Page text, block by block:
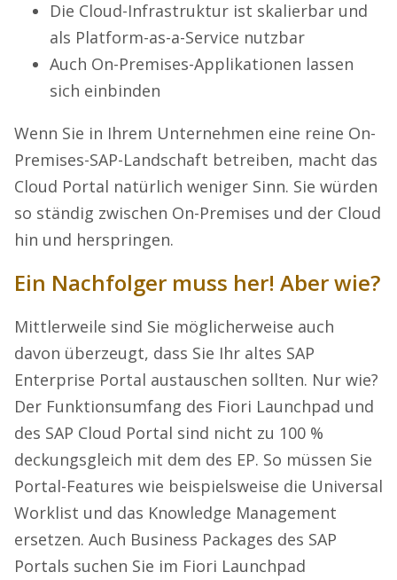
Die Cloud-Infrastruktur ist skalierbar und
als Platform-as-a-Service nutzbar
Auch On-Premises-Applikationen lassen
sich einbinden
Wenn Sie in Ihrem Unternehmen eine reine On-
Premises-SAP-Landschaft betreiben, macht das
Cloud Portal natürlich weniger Sinn. Sie würden
so ständig zwischen On-Premises und der Cloud
hin und herspringen.
Ein Nachfolger muss her! Aber wie?
Mittlerweile sind Sie möglicherweise auch
davon überzeugt, dass Sie Ihr altes SAP
Enterprise Portal austauschen sollten. Nur wie?
Der Funktionsumfang des Fiori Launchpad und
des SAP Cloud Portal sind nicht zu 100 %
deckungsgleich mit dem des EP. So müssen Sie
Portal-Features wie beispielsweise die Universal
Worklist und das Knowledge Management
ersetzen. Auch Business Packages des SAP
Portals suchen Sie im Fiori Launchpad